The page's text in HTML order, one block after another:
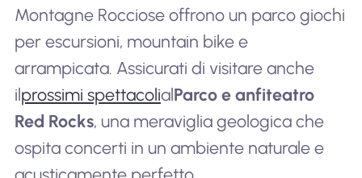
Montagne Rocciose offrono un parco giochi
per escursioni, mountain bike e
arrampicata. Assicurati di visitare anche
ilprossimi spettacolialParco e anfiteatro
Red Rocks, una meraviglia geologica che
ospita concerti in un ambiente naturale e